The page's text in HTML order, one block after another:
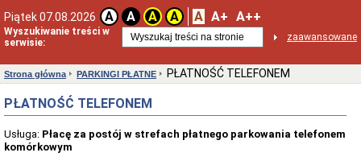
Piątek 07.08.2026 A A A A A A+ A++
Wyszukiwanie treści w
serwisie:
zaawansowane
Wykaz
inwestycji
NIEPEŁNOSPRAWNE
Poradnik
wobec
osób
Przewóz
dzieci
Strona główna PARKINGI PŁATNE PŁATNOŚĆ TELEFONEM
PŁATNOŚĆ TELEFONEM
Usługa: Płacę za postój w strefach płatnego parkowania telefonem
komórkowym